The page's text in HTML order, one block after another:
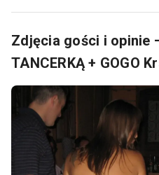
Zdjęcia gości i opinie
TANCERKĄ + GOGO